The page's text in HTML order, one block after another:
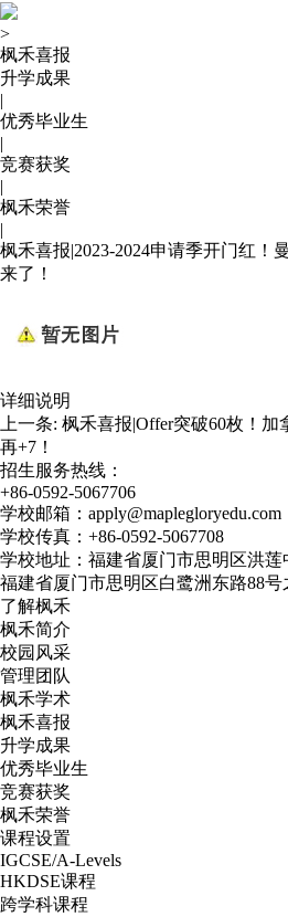
>
枫禾喜报
升学成果
|
优秀毕业生
|
竞赛获奖
|
枫禾荣誉
|
枫禾喜报|2023-2024申请季开门红！
来了！
详细说明
上一条: 枫禾喜报|Offer突破60枚！
再+7！
招生服务热线：
+86-0592-5067706
学校邮箱：apply@maplegloryedu.com
学校传真：+86-0592-5067708
学校地址：福建省厦门市思明区洪莲
福建省厦门市思明区白鹭洲东路88号
了解枫禾
枫禾简介
校园风采
管理团队
枫禾学术
枫禾喜报
升学成果
优秀毕业生
竞赛获奖
枫禾荣誉
课程设置
IGCSE/A-Levels
HKDSE课程
跨学科课程